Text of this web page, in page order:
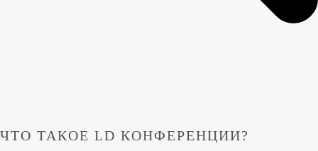
ЧТО ТАКОЕ LD КОНФЕРЕНЦИИ?